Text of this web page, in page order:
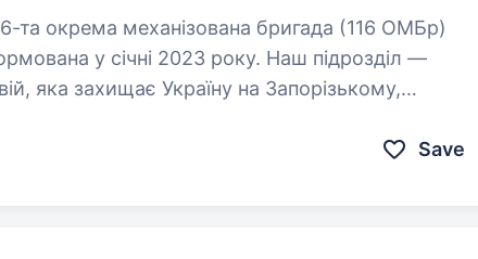
у січні 2023 року. Наш підрозділ —
яка захищає Україну на Запорізькому,
Save